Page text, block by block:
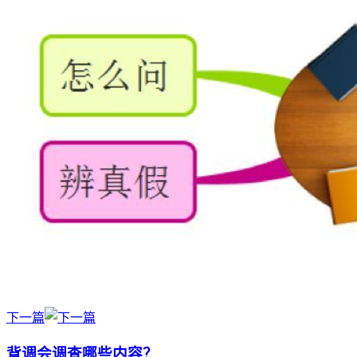
下一篇
背调会调查哪些内容？